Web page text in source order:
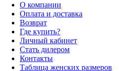
О компании
Оплата и доставка
Возврат
Где купить?
Личный кабинет
Стать дилером
Контакты
Таблица женских размеров